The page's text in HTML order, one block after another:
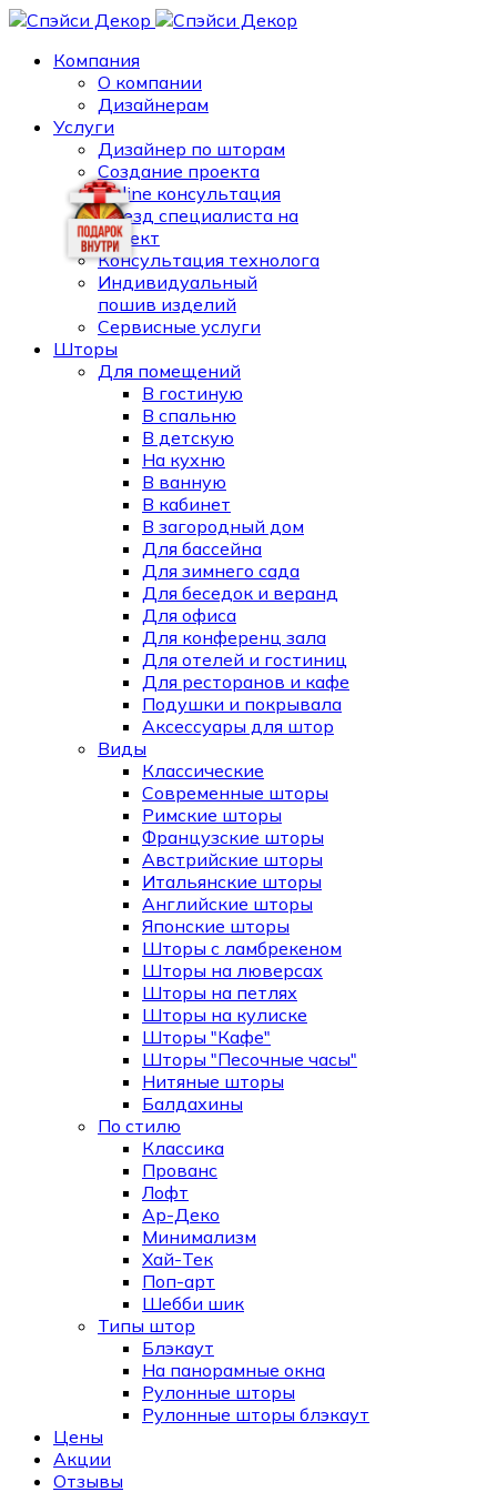
Компания
О компании
Дизайнерам
Услуги
Дизайнер по шторам
Создание проекта
Online консультация
Выезд специалиста на
объект
Консультация технолога
Индивидуальный
пошив изделий
Сервисные услуги
Шторы
Для помещений
В гостиную
В спальню
В детскую
На кухню
В ванную
В кабинет
В загородный дом
Для бассейна
Для зимнего сада
Для беседок и веранд
Для офиса
Для конференц зала
Для отелей и гостиниц
Для ресторанов и кафе
Подушки и покрывала
Аксессуары для штор
Виды
Классические
Современные шторы
Римские шторы
Французские шторы
Австрийские шторы
Итальянские шторы
Английские шторы
Японские шторы
Шторы с ламбрекеном
Шторы на люверсах
Шторы на петлях
Шторы на кулиске
Шторы "Кафе"
Шторы "Песочные часы"
Нитяные шторы
Балдахины
По стилю
Классика
Прованс
Лофт
Ар-Деко
Минимализм
Хай-Тек
Поп-арт
Шебби шик
Типы штор
Блэкаут
На панорамные окна
Рулонные шторы
Рулонные шторы блэкаут
Цены
Акции
Отзывы